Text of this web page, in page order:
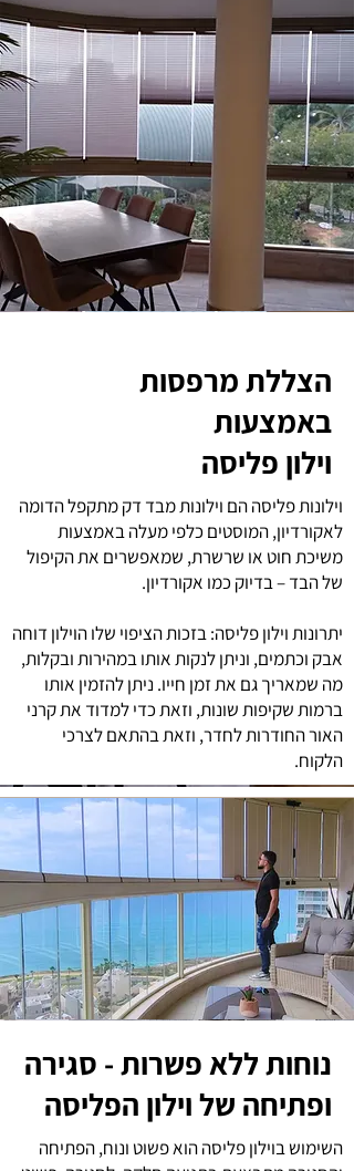
הצללת מרפסות
באמצעות
וילון פליסה
וילונות פליסה הם וילונות מבד דק מתקפל הדומה
לאקורדיון, המוסטים כלפי מעלה באמצעות
משיכת חוט או שרשרת, שמאפשרים את הקיפול
של הבד – בדיוק כמו אקורדיון.
יתרונות וילון פליסה: בזכות הציפוי שלו הוילון דוחה
אבק וכתמים, וניתן לנקות אותו במהירות ובקלות,
מה שמאריך גם את זמן חייו. ניתן להזמין אותו
ברמות שקיפות שונות, וזאת כדי למדוד את קרני
האור החודרות לחדר, וזאת בהתאם לצרכי
הלקוח.
נוחות ללא פשרות - סגירה
ופתיחה של וילון הפליסה
השימוש בוילון פליסה הוא פשוט ונוח, הפתיחה